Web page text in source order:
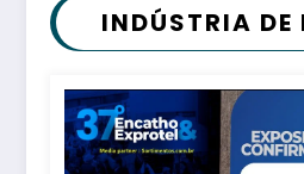
INDÚSTRIA DE